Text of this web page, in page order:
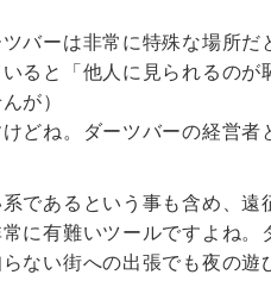
バーは非常に特殊な場所だ
ると「他人に見られるの
が）
どね。ダーツバーの経営者
であるという事も含め、遠
に有難いツールですよね
ない街への出張でも夜の